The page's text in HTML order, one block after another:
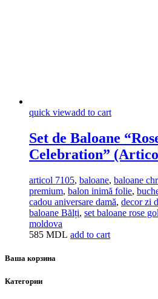
quick viewadd to cart
Set de Baloane
Celebration”
articol 7105, baloane, baloane
premium, balon inimă folie,
cadou aniversare damă, decor zi
baloane Bălți, set baloane rose
moldova
585 MDL add to cart
Ваша корзина
Категории